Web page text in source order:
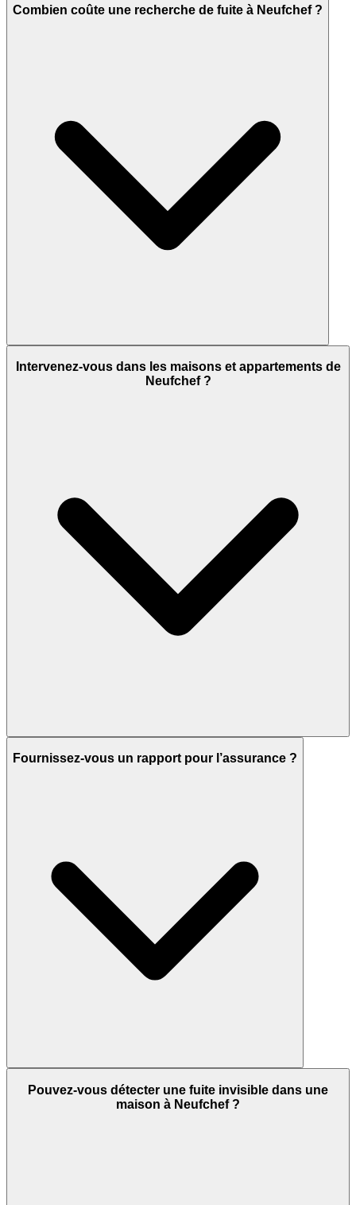
Combien coûte une recherche de fuite à Neufchef ?
Intervenez-vous dans les maisons et appartements de
Neufchef ?
Fournissez-vous un rapport pour l’assurance ?
Pouvez-vous détecter une fuite invisible dans une
maison à Neufchef ?